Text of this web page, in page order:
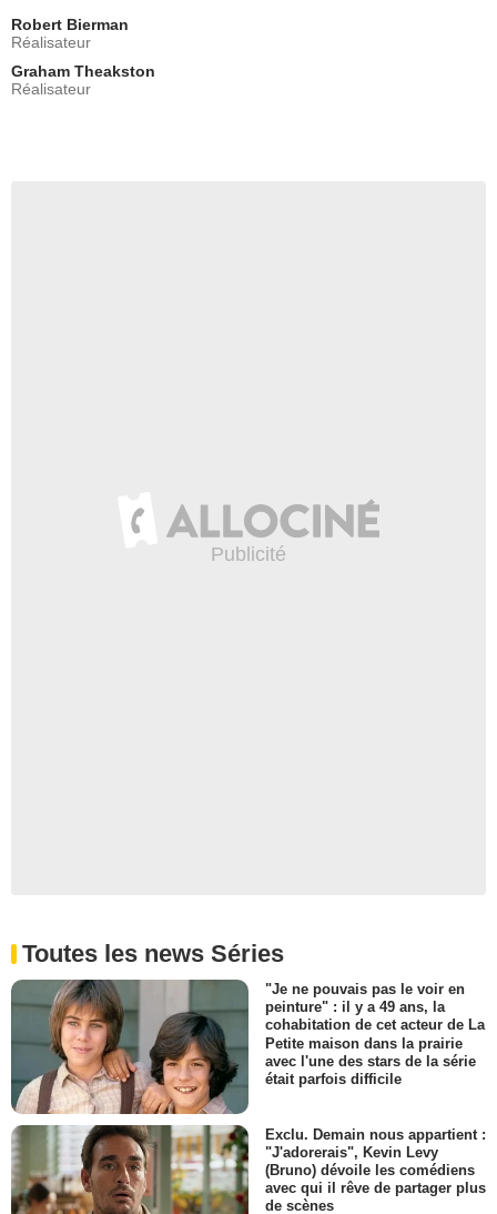
Eleanor Gecks
Kelly Stevens
Lorraine Stanley
Robert Bierman
Réalisateur
Graham Theakston
Réalisateur
Toutes les news Séries
"Je ne pouvais pas le voir en
peinture" : il y a 49 ans, la
cohabitation de cet acteur de La
Petite maison dans la prairie
avec l'une des stars de la série
était parfois difficile
Exclu. Demain nous appartient :
"J'adorerais", Kevin Levy
(Bruno) dévoile les comédiens
avec qui il rêve de partager plus
de scènes